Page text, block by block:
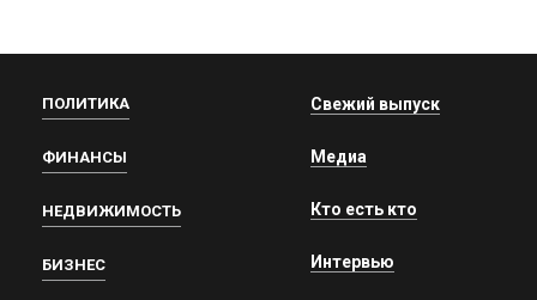
ПОЛИТИКА
ФИНАНСЫ
НЕДВИЖИМОСТЬ
БИЗНЕС
Свежий выпуск
Медиа
Кто есть кто
Интервью